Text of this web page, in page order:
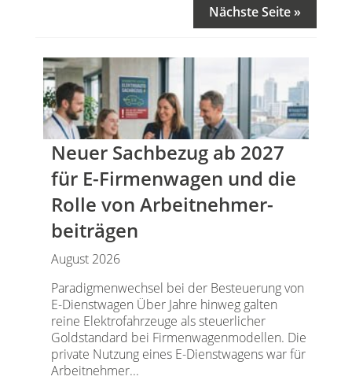
Nächste Seite »
Neuer Sachbezug ab 2027
für E-Firmenwagen und die
Rolle von Arbeitnehmer​­
beiträgen
August 2026
Paradigmenwechsel bei der Besteuerung von
E-Dienstwagen Über Jahre hinweg galten
reine Elektrofahrzeuge als steuerlicher
Goldstandard bei Firmenwagenmodellen. Die
private Nutzung eines E-Dienstwagens war für
Arbeitnehmer...